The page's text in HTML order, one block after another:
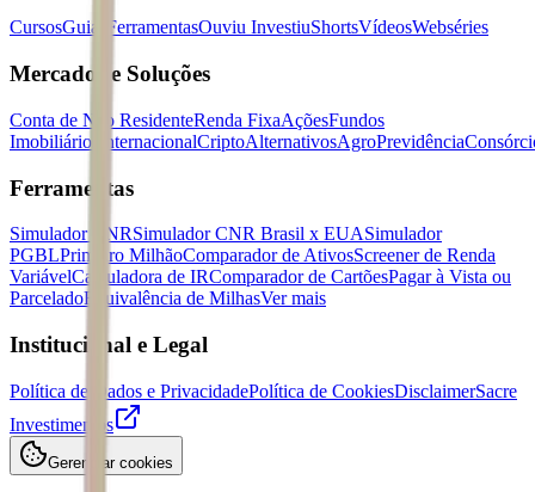
CursosGuias FerramentasOuviu InvestiuShortsVídeosWebséries
Mercados e Soluções
Conta de Não ResidenteRenda FixaAçõesFundos
Imobiliários
InternacionalCriptoAlternativosAgroPrevidência
Ferramentas
Simulador CNRSimulador CNR Brasil x EUASimulador
PGBLPrimeiro MilhãoComparador de AtivosScreener de Renda
VariávelCalculadora de IRComparador de CartõesPagar à Vista ou
ParceladoEquivalência de MilhasVer mais
Institucional e Legal
Política de Dados e PrivacidadePolítica de CookiesDisclaimerSacre
Investimentos
Gerenciar cookies